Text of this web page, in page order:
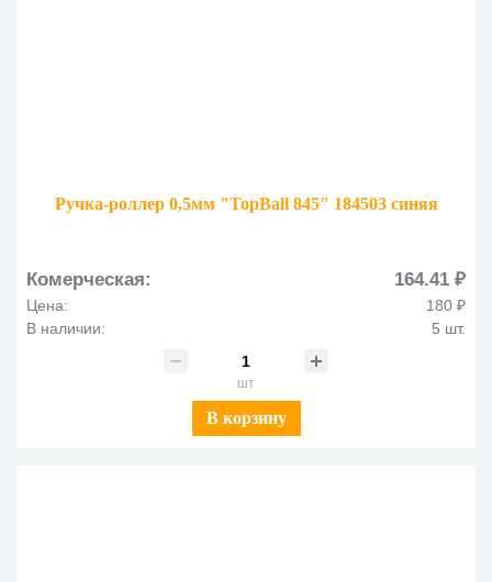
Ручка-роллер 0,5мм "TopBall 845" 184503 синяя
Комерческая: 164.41 ₽
Цена:
180 ₽
В наличии:
5 шт.
шт
В корзину